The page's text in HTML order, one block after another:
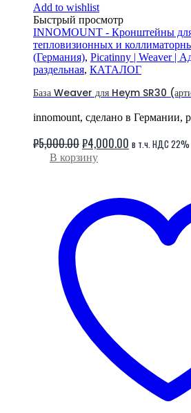
Add to wishlist
Быстрый просмотр
INNOMOUNT - Кронштейны
тепловизионных и
(Германия), Picatinny | Weaver |
раздельная, КАТАЛОГ
База Weaver для Heym SR30
innomount, сделано в Германии,
₽5,000.00Первоначальная
цена
₽4,000.00 Текущая
в т.ч. НДС 22%
В корзину